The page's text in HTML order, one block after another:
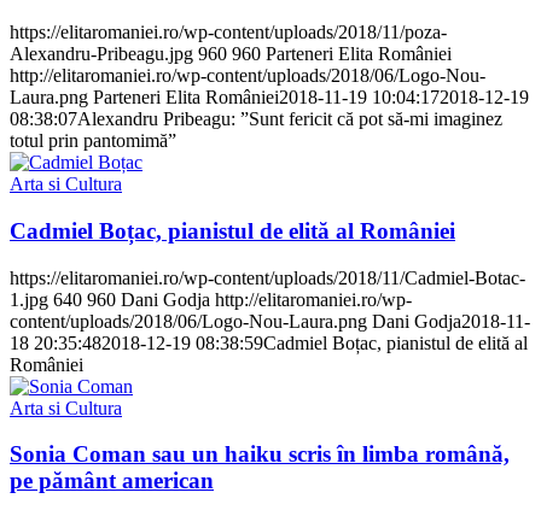
https://elitaromaniei.ro/wp-content/uploads/2018/11/poza-
Alexandru-Pribeagu.jpg 960 960 Parteneri Elita României
http://elitaromaniei.ro/wp-content/uploads/2018/06/Logo-Nou-
Laura.png Parteneri Elita României2018-11-19 10:04:172018-12-19
08:38:07Alexandru Pribeagu: ”Sunt fericit că pot să-mi imaginez
totul prin pantomimă”
Arta si Cultura
Cadmiel Boțac, pianistul de elită al României
https://elitaromaniei.ro/wp-content/uploads/2018/11/Cadmiel-Botac-
1.jpg 640 960 Dani Godja http://elitaromaniei.ro/wp-
content/uploads/2018/06/Logo-Nou-Laura.png Dani Godja2018-11-
18 20:35:482018-12-19 08:38:59Cadmiel Boțac, pianistul de elită al
României
Arta si Cultura
Sonia Coman sau un haiku scris în limba română,
pe pământ american